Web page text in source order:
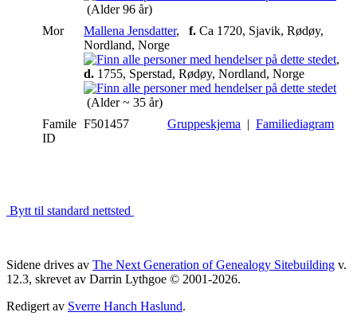
(Alder 96 år)
Mor
Mallena Jensdatter, f. Ca 1720, Sjavik, Rødøy,
Nordland, Norge
,
d. 1755, Sperstad, Rødøy, Nordland, Norge
(Alder ~ 35 år)
Famile
ID
F501457 Gruppeskjema | Familiediagram
Bytt til standard nettsted
Sidene drives av The Next Generation of Genealogy Sitebuilding v.
12.3, skrevet av Darrin Lythgoe © 2001-2026.
Redigert av Sverre Hanch Haslund.